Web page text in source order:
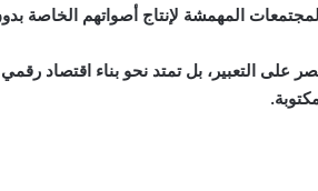
المهمشة لإنتاج أصواتهم الخاصة
على التعبير، بل تمتد نحو بناء اقتصاد